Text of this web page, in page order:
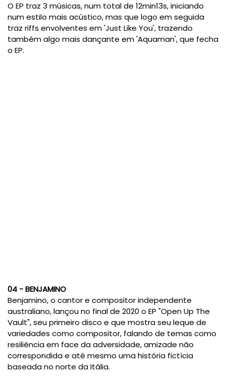
O EP traz 3 músicas, num total de 12min13s, iniciando
num estilo mais acústico, mas que logo em seguida
traz riffs envolventes em 'Just Like You', trazendo
também algo mais dançante em 'Aquaman', que fecha
o EP.
04 - BENJAMINO
Benjamino, o cantor e compositor independente
australiano, lançou no final de 2020 o EP "Open Up The
Vault", seu primeiro disco e que mostra seu leque de
variedades como compositor, falando de temas como
resiliência em face da adversidade, amizade não
correspondida e até mesmo uma história fictícia
baseada no norte da Itália.